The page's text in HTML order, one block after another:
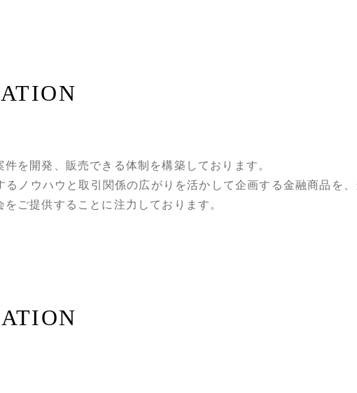
を開発、販売できる体制を構築しております。
ノウハウと取引関係の広がりを活かして企画する金融商品を
ご提供することに注力しております。